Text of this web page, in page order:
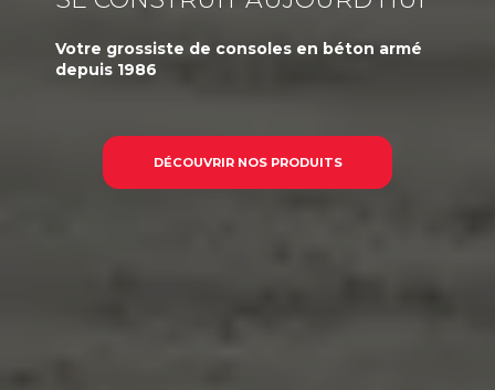
Votre grossiste de consoles en béton armé
depuis 1986
DÉCOUVRIR NOS PRODUITS